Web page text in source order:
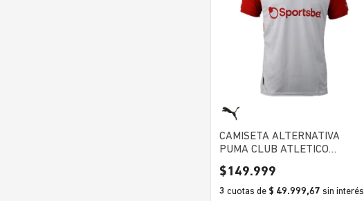
CAMISETA ALTERNATIVA
PUMA CLUB ATLETICO
INDEPENDIENTE HOMBRE
$149.999
3 cuotas de $ 49.999,67 sin interés